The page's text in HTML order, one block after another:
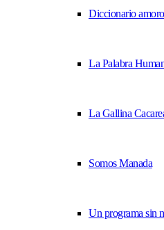
Diccionario
La Palabra
La Gallina
Somos Manada
Un programa sin